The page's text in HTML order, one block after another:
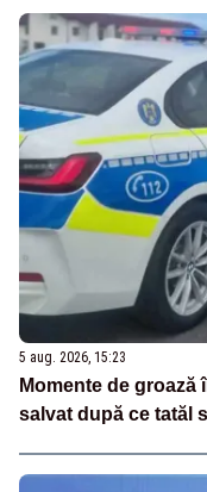
5 aug. 2026, 15:23
Momente de
salvat după ce tatăl